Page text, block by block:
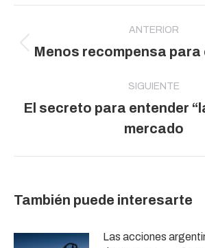
entre
publicaciones
ANTERIOR
Menos recompensa para
SIGUIENTE
siguiente:
El secreto para entender
mercado
También puede interesarte
Las acciones